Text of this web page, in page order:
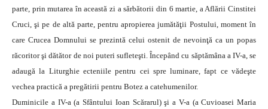
parte, prin mutarea în această zi a sărbătorii din 6 martie, a Aflării Cinstitei
Cruci, şi pe de altă parte, pentru apropierea jumătăţii Postului, moment în
care Crucea Domnului se prezintă celui ostenit de nevoinţă ca un popas
răcoritor şi dătător de noi puteri sufleteşti. Începând cu săptămâna a IV-a, se
adaugă la Liturghie ecteniile pentru cei spre luminare, fapt ce vădeşte
vechea practică a pregătirii pentru Botez a catehumenilor.
Duminicile a IV-a (a Sfântului Ioan Scărarul) şi a V-a (a Cuvioasei Maria